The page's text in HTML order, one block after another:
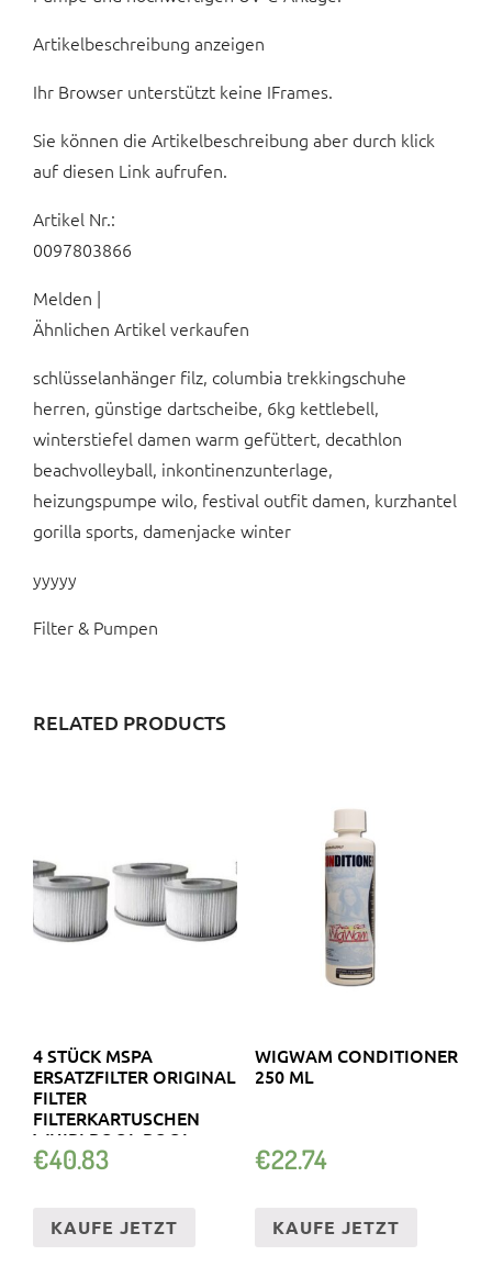
Artikelbeschreibung anzeigen
Ihr Browser unterstützt keine IFrames.
Sie können die Artikelbeschreibung aber durch klick
auf diesen Link aufrufen.
Artikel Nr.:
0097803866
Melden |
Ähnlichen Artikel verkaufen
schlüsselanhänger filz, columbia trekkingschuhe
herren, günstige dartscheibe, 6kg kettlebell,
winterstiefel damen warm gefüttert, decathlon
beachvolleyball, inkontinenzunterlage,
heizungspumpe wilo, festival outfit damen, kurzhantel
gorilla sports, damenjacke winter
yyyyy
Filter & Pumpen
RELATED PRODUCTS
4 STÜCK MSPA
ERSATZFILTER ORIGINAL
FILTER
FILTERKARTUSCHEN
WHIRLPOOL POOL +
ADAPTER
€40.83
KAUFE JETZT
WIGWAM CONDITIONER
250 ML
€22.74
KAUFE JETZT